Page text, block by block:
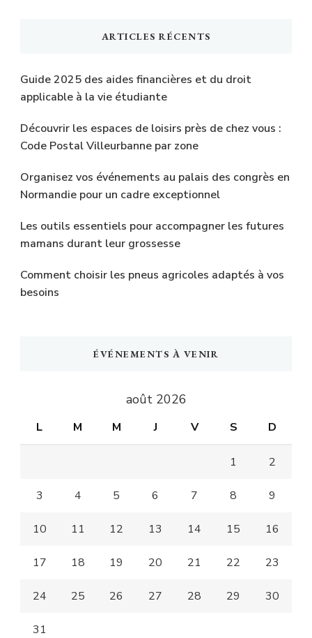
ARTICLES RÉCENTS
Guide 2025 des aides financières et du droit
applicable à la vie étudiante
Découvrir les espaces de loisirs près de chez vous :
Code Postal Villeurbanne par zone
Organisez vos événements au palais des congrès en
Normandie pour un cadre exceptionnel
Les outils essentiels pour accompagner les futures
mamans durant leur grossesse
Comment choisir les pneus agricoles adaptés à vos
besoins
ÉVÉNEMENTS À VENIR
août 2026
L M M J V S D
1 2
3 4 5 6 7 8 9
10 11 12 13 14 15 16
17 18 19 20 21 22 23
24 25 26 27 28 29 30
31